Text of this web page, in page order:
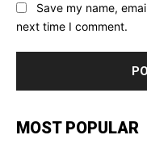
Save my name,
next time I comment.
MOST POPULAR